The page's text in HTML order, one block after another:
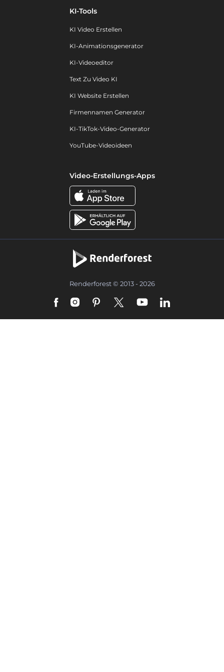
KI-Tools
KI Video Erstellen
KI-Animationsgenerator
KI-Videoeditor
Text Zu Video KI
KI Website Erstellen
Firmennamen Generator
KI-TikTok-Video-Generator
YouTube-Videoideen
Video-Erstellungs-Apps
Renderforest © 2013 - 2026